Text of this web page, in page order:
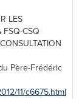
LES
FSQ-CSQ
Père-Frédéric
11/c6675.html